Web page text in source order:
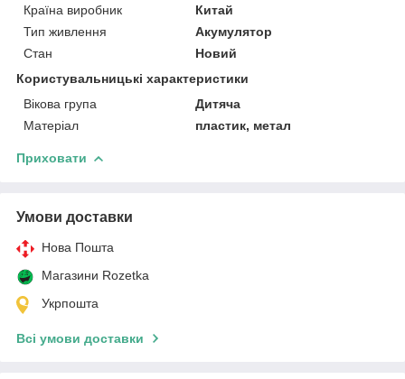
Країна виробник
Китай
Тип живлення
Акумулятор
Стан
Новий
Користувальницькі характеристики
Вікова група
Дитяча
Матеріал
пластик, метал
Приховати
Умови доставки
Нова Пошта
Магазини Rozetka
Укрпошта
Всі умови доставки